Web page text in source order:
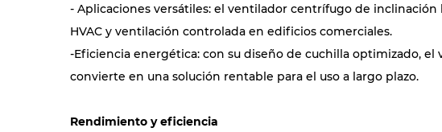
- Aplicaciones versátiles: el ventilador centrífugo de inclinación
HVAC y ventilación controlada en edificios comerciales.
-Eficiencia energética: con su diseño de cuchilla optimizado,
convierte en una solución rentable para el uso a largo plazo.
Rendimiento y eficiencia